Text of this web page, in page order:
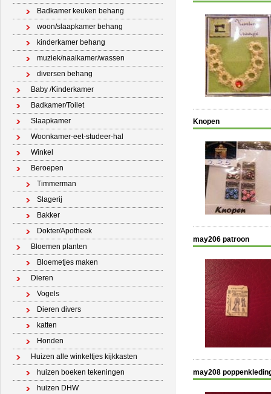
Badkamer keuken behang
woon/slaapkamer behang
kinderkamer behang
muziek/naaikamer/wassen
diversen behang
Baby /Kinderkamer
Badkamer/Toilet
Slaapkamer
Woonkamer-eet-studeer-hal
Winkel
Beroepen
Timmerman
Slagerij
Bakker
Dokter/Apotheek
Bloemen planten
Bloemetjes maken
Dieren
Vogels
Dieren divers
katten
Honden
Huizen alle winkeltjes kijkkasten
huizen boeken tekeningen
huizen DHW
Knopen
may206 patroon
may208